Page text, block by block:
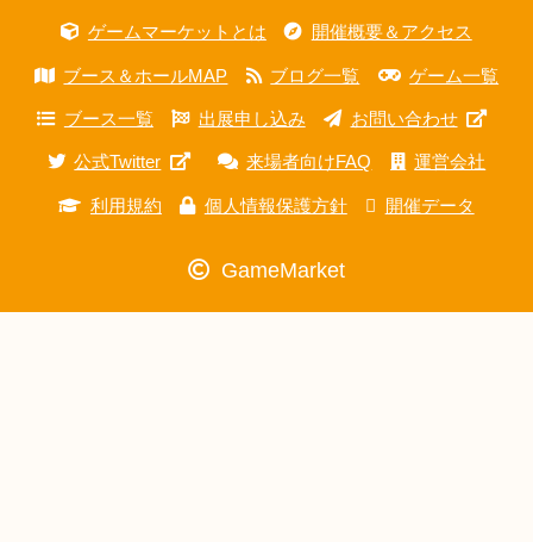
ゲームマーケットとは 開催概要＆アクセス
ブース＆ホールMAP ブログ一覧 ゲーム一覧
ブース一覧 出展申し込み お問い合わせ
公式Twitter 来場者向けFAQ 運営会社
利用規約 個人情報保護方針 開催データ
GameMarket